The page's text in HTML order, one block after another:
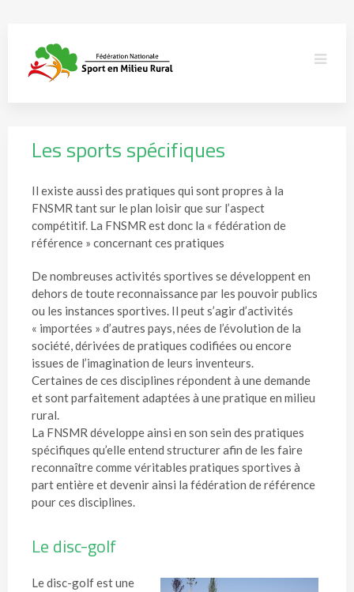
Les sports spécifiques
Il existe aussi des pratiques qui sont propres à la
FNSMR tant sur le plan loisir que sur l’aspect
compétitif. La FNSMR est donc la « fédération de
référence » concernant ces pratiques
De nombreuses activités sportives se développent en
dehors de toute reconnaissance par les pouvoir publics
ou les instances sportives. Il peut s’agir d’activités
« importées » d’autres pays, nées de l’évolution de la
société, dérivées de pratiques codifiées ou encore
issues de l’imagination de leurs inventeurs.
Certaines de ces disciplines répondent à une demande
et sont parfaitement adaptées à une pratique en milieu
rural.
La FNSMR développe ainsi en son sein des pratiques
spécifiques qu’elle entend structurer afin de les faire
reconnaître comme véritables pratiques sportives à
part entière et devenir ainsi la fédération de référence
pour ces disciplines.
Le disc-golf
Le disc-golf est une